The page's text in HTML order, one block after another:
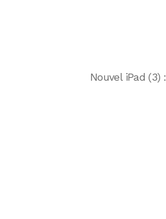
Nouvel iPad (3) :